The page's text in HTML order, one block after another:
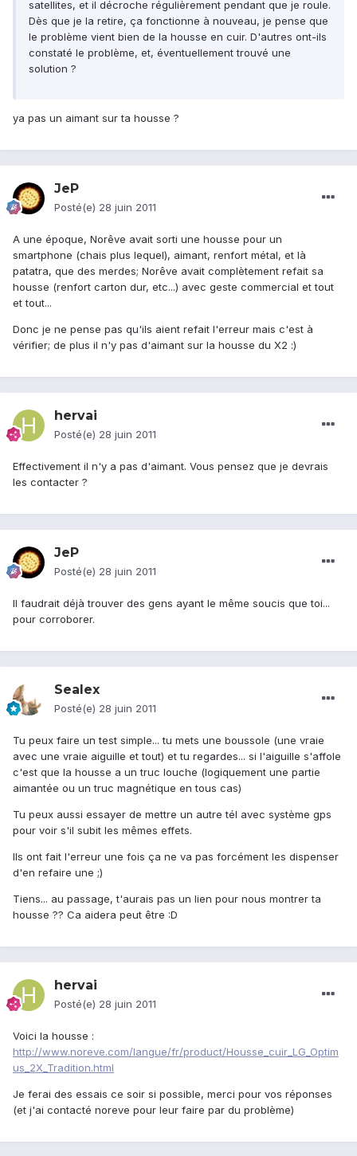
satellites, et il décroche régulièrement pendant que je roule.
Dès que je la retire, ça fonctionne à nouveau, je pense que
le problème vient bien de la housse en cuir. D'autres ont-ils
constaté le problème, et, éventuellement trouvé une
solution ?
ya pas un aimant sur ta housse ?
JeP
Posté(e) 28 juin 2011
A une époque, Norêve avait sorti une housse pour un
smartphone (chais plus lequel), aimant, renfort métal, et là
patatra, que des merdes; Norêve avait complètement refait sa
housse (renfort carton dur, etc...) avec geste commercial et tout
et tout...
Donc je ne pense pas qu'ils aient refait l'erreur mais c'est à
vérifier; de plus il n'y pas d'aimant sur la housse du X2 :)
hervai
Posté(e) 28 juin 2011
Effectivement il n'y a pas d'aimant. Vous pensez que je devrais
les contacter ?
JeP
Posté(e) 28 juin 2011
Il faudrait déjà trouver des gens ayant le même soucis que toi...
pour corroborer.
Sealex
Posté(e) 28 juin 2011
Tu peux faire un test simple... tu mets une boussole (une vraie
avec une vraie aiguille et tout) et tu regardes... si l'aiguille s'affole
c'est que la housse a un truc louche (logiquement une partie
aimantée ou un truc magnétique en tous cas)
Tu peux aussi essayer de mettre un autre tél avec système gps
pour voir s'il subit les mêmes effets.
Ils ont fait l'erreur une fois ça ne va pas forcément les dispenser
d'en refaire une ;)
Tiens... au passage, t'aurais pas un lien pour nous montrer ta
housse ?? Ca aidera peut être :D
hervai
Posté(e) 28 juin 2011
Voici la housse :
http://www.noreve.com/langue/fr/product/Housse_cuir_LG_Optim
us_2X_Tradition.html
Je ferai des essais ce soir si possible, merci pour vos réponses
(et j'ai contacté noreve pour leur faire par du problème)